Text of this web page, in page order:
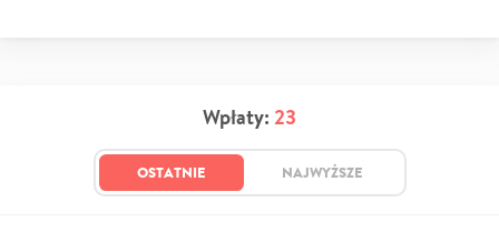
Wpłaty: 23
OSTATNIE NAJWYŻSZE